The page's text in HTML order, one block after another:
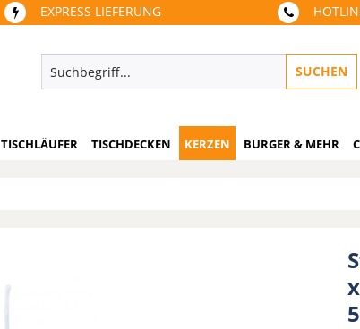
EXPRESS LIEFERUNG
SUCHEN
TISCHLÄUFER TISCHDECKEN KERZEN BURGER & MEHR